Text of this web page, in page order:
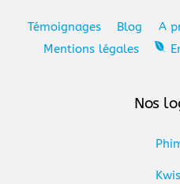
Témoignages Blog A
Mentions légales
Nos